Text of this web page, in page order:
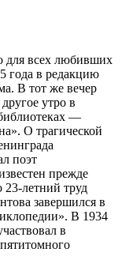
для всех любивших
года в редакцию
В тот же вечер
утро в
—
О трагической
поэт
прежде
23-летний труд
завершился в
В 1934
в